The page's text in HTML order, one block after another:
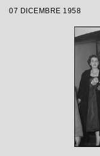
Margherita
07 DICEMBRE 1958